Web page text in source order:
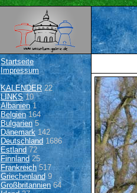
Startseite
Impressum
KALENDER22
LINKS10
Albanien1
Belgien164
Bulgarien 5
Dänemark142
Deutschland 1686
Estland 72
Finnland 25
Frankreich517
Griechenland9
Großbritannien64